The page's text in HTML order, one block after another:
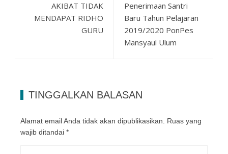
AKIBAT TIDAK
MENDAPAT RIDHO
GURU
Penerimaan Santri
Baru Tahun Pelajaran
2019/2020 PonPes
Mansyaul Ulum
TINGGALKAN BALASAN
Alamat email Anda tidak akan dipublikasikan.
Ruas yang
wajib ditandai *